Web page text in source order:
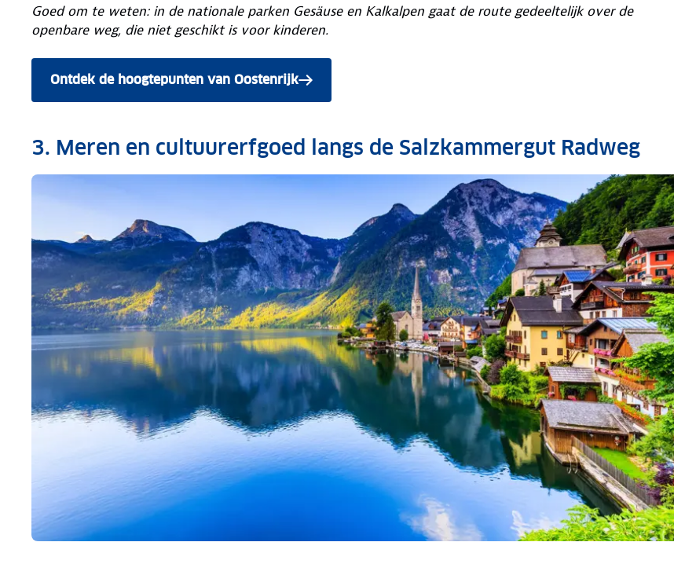
Goed om te weten: in de nationale parken Gesäuse en Kalkalpen gaat de route gedeeltelijk over de
openbare weg, die niet geschikt is voor kinderen.
Ontdek de hoogtepunten van Oostenrijk
3. Meren en cultuurerfgoed langs de Salzkammergut Radweg